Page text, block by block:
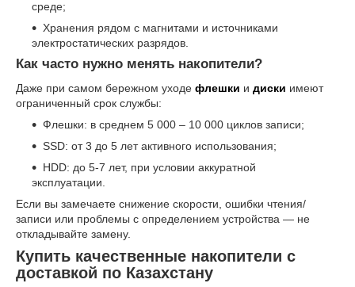
среде;
Хранения рядом с магнитами и источниками
электростатических разрядов.
Как часто нужно менять накопители?
Даже при самом бережном уходе флешки и диски имеют
ограниченный срок службы:
Флешки: в среднем 5 000 – 10 000 циклов записи;
SSD: от 3 до 5 лет активного использования;
HDD: до 5-7 лет, при условии аккуратной
эксплуатации.
Если вы замечаете снижение скорости, ошибки чтения/
записи или проблемы с определением устройства — не
откладывайте замену.
Купить качественные накопители с
доставкой по Казахстану